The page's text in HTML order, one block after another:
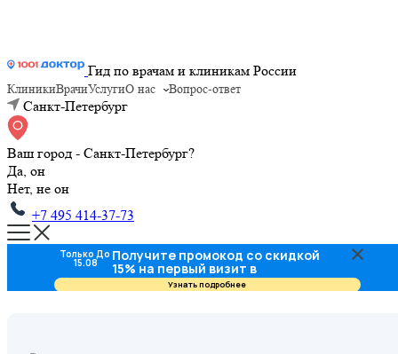
Гид по врачам и клиникам России
КлиникиВрачиУслугиО нас Вопрос-ответ
Санкт-Петербург
Ваш город - Санкт-Петербург?
Да, он
Нет, не он
+7 495 414-37-73
Только До
15.08 Получите промокод со скидкой
15% на первый визит в
стоматологию
Узнать подробнее